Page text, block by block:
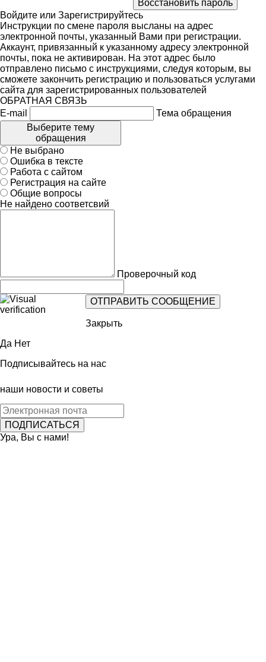
Войдите или Зарегистрируйтесь
Инструкции по смене пароля высланы на адрес
электронной почты, указанный Вами при регистрации.
Аккаунт, привязанный к указанному адресу электронной
почты, пока не активирован. На этот адрес было
отправлено письмо с инструкциями, следуя которым, вы
сможете закончить регистрацию и пользоваться услугами
сайта для зарегистрированных пользователей
ОБРАТНАЯ СВЯЗЬ
E-mail
Тема обращения
Выберите тему
обращения
Не выбрано
Ошибка в тексте
Работа с сайтом
Регистрация на сайте
Общие вопросы
Не найдено соответсвий
Проверочный код
Закрыть
Да Нет
Подписывайтесь на нас
наши новости и советы
Ура, Вы с нами!